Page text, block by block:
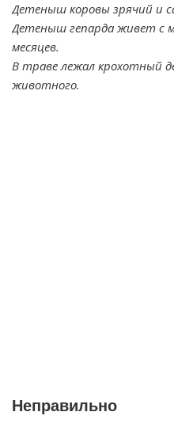
Детеныш коровы зрячий и
Детеныш гепарда живет с
месяцев.
В траве лежал крохотный
животного.
Неправильно